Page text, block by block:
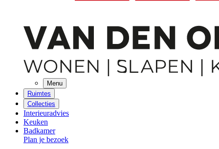
Menu
Ruimtes
Collecties
Interieuradvies
Keuken
Badkamer
Plan je bezoek